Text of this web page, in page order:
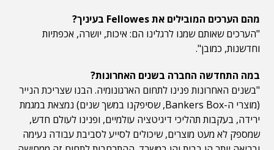
מהם הערכים המובילים את Fellowes בעיניך?
"הערכים שאותם שמנו לרגלינו הם: איכות, יושרה, אכפתיות
וחדשנות, כמובן".
במה התחדשה החברה בשנים האחרונות?
"בשנים האחרונות פנינו לתחום הארגונומיה. הבנו שצריכת הנייר
(מוצרי ה-Bankers Box, שסיפקנו במשך שנים) נמצאת במגמת
ירידה, בעקבות תהליכי דיגיטציה עולמיים, ופנינו לעולם חדש,
שמספק לא מעט מוצרים, שיכולים לסייע לסביבת עבודה נעימה